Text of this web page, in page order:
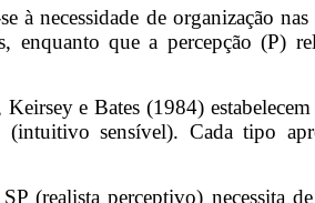
necessidade de organização
enquanto que a percepção (P)
e Bates (1984)
(intuitivo sensível). Cada tipo
(realista perceptivo) necessita